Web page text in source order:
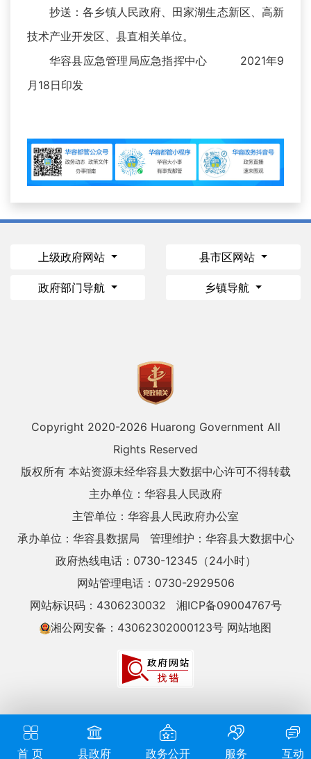
首 页 县政府 政务公开 服务 互动
抄送：各乡镇人民政府、田家湖生态新区、高新
技术产业开发区、县直相关单位。
华容县应急管理局应急指挥中心 2021年9
月18日印发
上级政府网站 县市区网站
政府部门导航 乡镇导航
Copyright 2020-2026 Huarong Government All
Rights Reserved
版权所有 本站资源未经华容县大数据中心许可不得转载
主办单位：华容县人民政府
主管单位：华容县人民政府办公室
承办单位：华容县数据局
管理维护：华容县大数据中心
政府热线电话：0730-12345（24小时）
网站管理电话：0730-2929506
网站标识码：4306230032
湘ICP备09004767号
湘公网安备：43062302000123号 网站地图